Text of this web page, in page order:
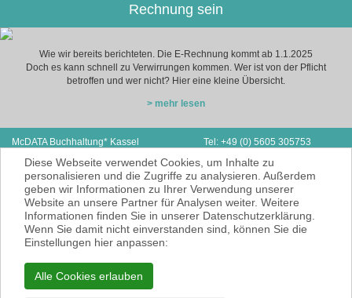
Rechnung sein
Wie wir bereits berichteten. Die E-Rechnung kommt ab 1.1.2025
Doch es kann schnell zu Verwirrungen kommen. Wer ist von der Pflicht
betroffen und wer nicht? Hier eine kleine Übersicht.
> mehr lesen
McDATA Buchhaltung* Kassel
34260 Kaufungen
Tel: +49 (0) 5605 305753
E-Mail:hawlitschek@mcdata.de
McDATA ist eine sehr gute Alternative zu
Ihrem Steuerberater zur Erbringung der
laufenden Finanz- und Lohnbuchhaltung*.
* = Erbracht werden nur Dienstleistungen
gemäß § 6 Nr. 3+4 Steuerberatungsgesetz
KEINE Rechts- und/oder Steuerberatung!
Diese Webseite verwendet Cookies, um Inhalte zu
personalisieren und die Zugriffe zu analysieren. Außerdem
geben wir Informationen zu Ihrer Verwendung unserer
Website an unsere Partner für Analysen weiter. Weitere
Informationen finden Sie in unserer Datenschutzerklärung.
Wenn Sie damit nicht einverstanden sind, können Sie die
Einstellungen hier anpassen:
Alle Cookies erlauben